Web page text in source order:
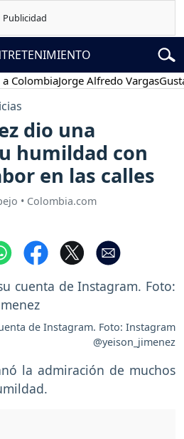
Jorge Alfredo VargasGustavo
dio una
humildad con
en las calles
• Colombia.com
de Instagram. Foto: Instagram
@yeison_jimenez
la admiración de muchos